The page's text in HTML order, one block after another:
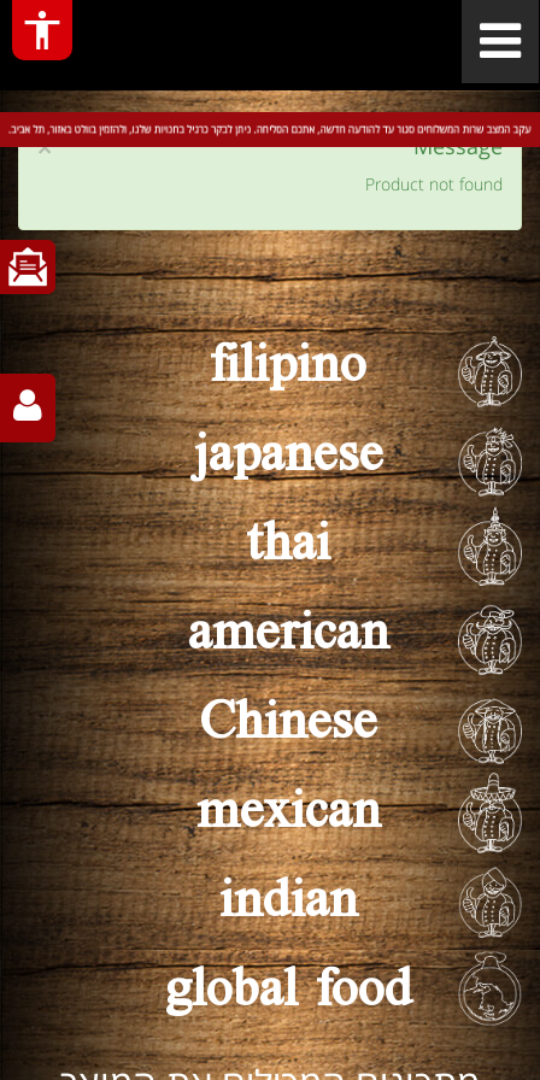
× Message
Product not found
filipino
japanese
thai
american
Chinese
mexican
indian
global food